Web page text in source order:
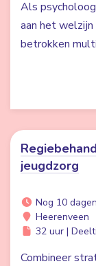
Als
aan het welzijn
betrokken
jeugdzorg
Nog 10 dagen
Heerenveen
32 uur |
Combineer